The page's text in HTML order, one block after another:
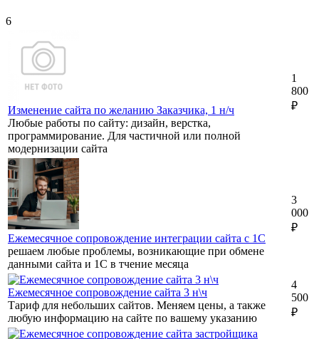
6
Изменение сайта по желанию Заказчика, 1 н/ч
Любые работы по сайту: дизайн, верстка,
программирование. Для частичной или полной
модернизации сайта
1
800
₽
Ежемесячное сопровождение интеграции сайта с 1С
решаем любые проблемы, возникающие при обмене
данными сайта и 1С в тчение месяца
3
000
₽
Ежемесячное сопровождение сайта 3 н\ч
Тариф для небольших сайтов. Меняем цены, а также
любую информацию на сайте по вашему указанию
4
500
₽